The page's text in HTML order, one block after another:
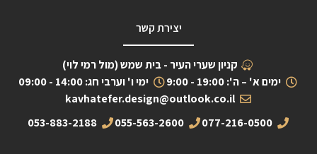
יצירת קשר
קניון שערי העיר - בית שמש (מול רמי לוי)
ימים א' – ה': 19:00 - 9:00
ימי ו' וערבי חג: 14:00 - 09:00
kavhatefer.design@outlook.co.il
077-216-0500
055-563-2600
053-883-2188